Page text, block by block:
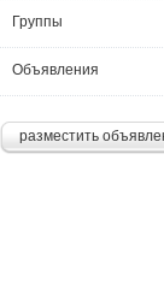
Группы
Объявления
разместить